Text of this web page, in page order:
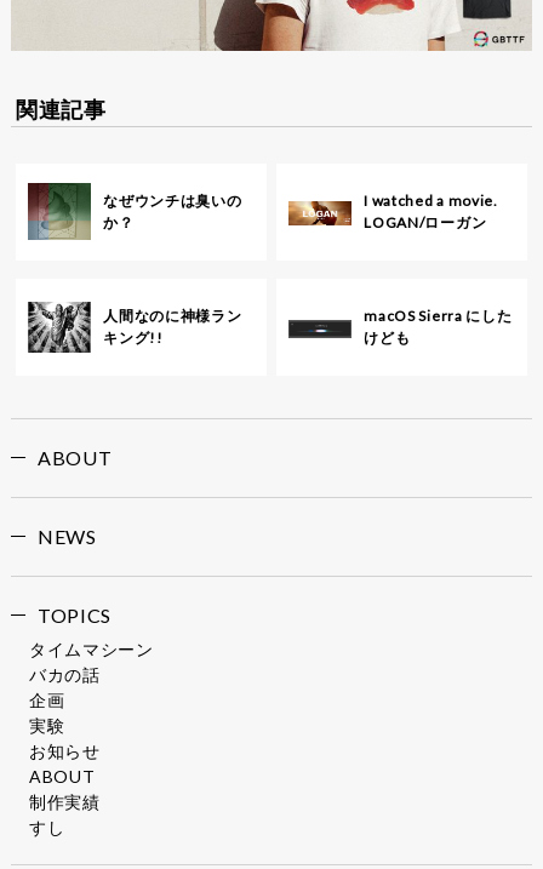
関連記事
なぜウンチは臭いの
か？
I watched a movie.
LOGAN/ローガン
人間なのに神様ラン
キング!!
macOS Sierra にした
けども
ABOUT
NEWS
TOPICS
タイムマシーン
バカの話
企画
実験
お知らせ
ABOUT
制作実績
すし